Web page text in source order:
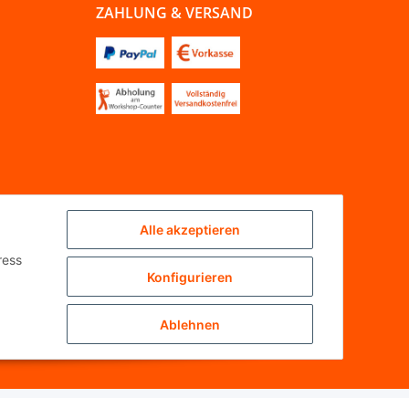
Alle akzeptieren
Konfigurieren
Ablehnen
ZAHLUNG & VERSAND